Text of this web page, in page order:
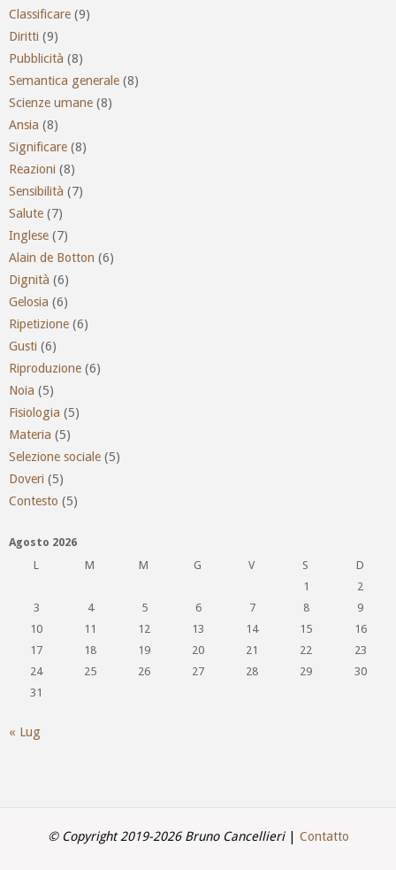
Classificare (9)
Diritti (9)
Pubblicità (8)
Semantica generale (8)
Scienze umane (8)
Ansia (8)
Significare (8)
Reazioni (8)
Sensibilità (7)
Salute (7)
Inglese (7)
Alain de Botton (6)
Dignità (6)
Gelosia (6)
Ripetizione (6)
Gusti (6)
Riproduzione (6)
Noia (5)
Fisiologia (5)
Materia (5)
Selezione sociale (5)
Doveri (5)
Contesto (5)
Agosto 2026
L
M M G V S
D
1
2
3
4 5 6 7 8
9
10
11 12 13 14 15
16
17
18 19 20 21 22
23
24
25 26 27 28 29
30
31
« Lug
© Copyright 2019-2026 Bruno Cancellieri| Contatto